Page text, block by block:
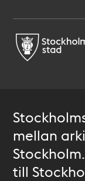
mellan
till